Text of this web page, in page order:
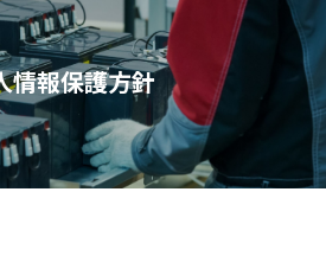
情報保護方針